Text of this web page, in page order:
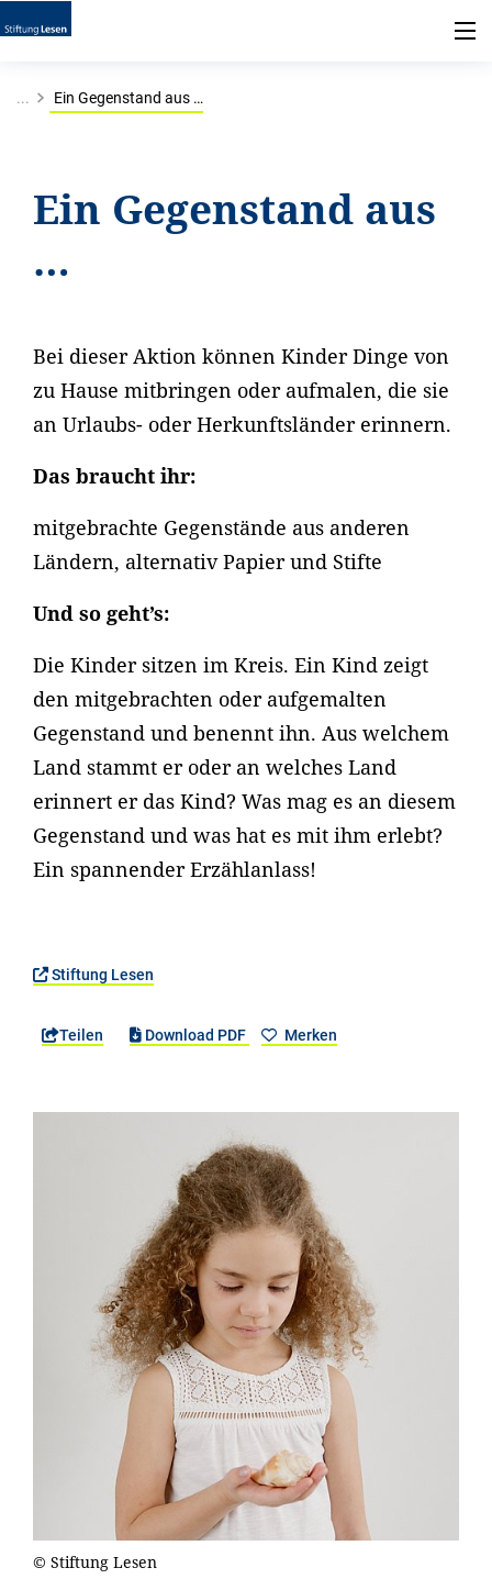
... Ein Gegenstand aus …
Ein Gegenstand aus
…
Bei dieser Aktion können Kinder Dinge von
zu Hause mitbringen oder aufmalen, die sie
an Urlaubs- oder Herkunftsländer erinnern.
Das braucht ihr:
mitgebrachte Gegenstände aus anderen
Ländern, alternativ Papier und Stifte
Und so geht’s:
Die Kinder sitzen im Kreis. Ein Kind zeigt
den mitgebrachten oder aufgemalten
Gegenstand und benennt ihn. Aus welchem
Land stammt er oder an welches Land
erinnert er das Kind? Was mag es an diesem
Gegenstand und was hat es mit ihm erlebt?
Ein spannender Erzählanlass!
Stiftung Lesen
Teilen Download PDF Merken
© Stiftung Lesen